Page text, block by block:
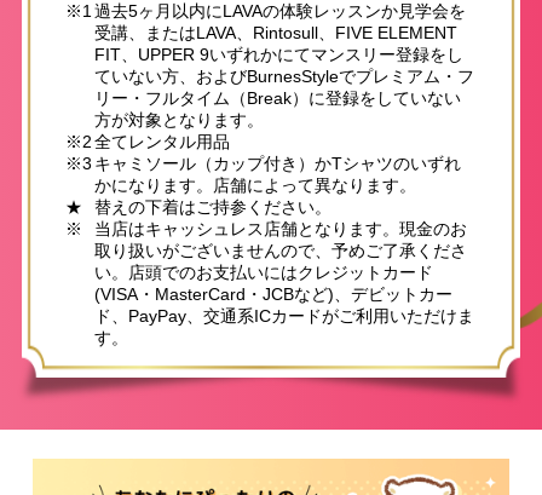
※1過去5ヶ月以内にLAVAの体験レッスンか見学会を
受講、またはLAVA、Rintosull、FIVE ELEMENT
FIT、UPPER 9いずれかにてマンスリー登録をし
ていない方、およびBurnesStyleでプレミアム・フ
リー・フルタイム（Break）に登録をしていない
方が対象となります。
※2全てレンタル用品
※3 キャミソール（カップ付き）かTシャツのいずれ
かになります。店舗によって異なります。
★
替えの下着はご持参ください。
※
当店はキャッシュレス店舗となります。現金のお
取り扱いがございませんので、予めご了承くださ
い。店頭でのお支払いにはクレジットカード
(VISA・MasterCard・JCBなど)、デビットカー
ド、PayPay、交通系ICカードがご利用いただけま
す。